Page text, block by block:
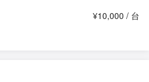
¥10,000 / 台